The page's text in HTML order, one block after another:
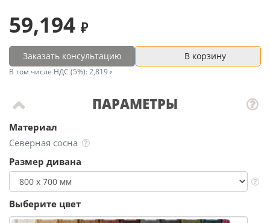
ПАРАМЕТРЫ
Материал
Северная сосна
Размер дивана
Выберите цвет
59,194
Заказать консультацию В корзину
В том числе НДС (5%): 2,819